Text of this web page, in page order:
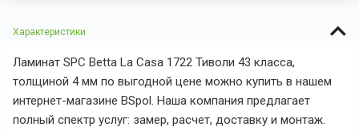
Характеристики
Ламинат SPC Betta La Casa 1722 Тиволи 43 класса,
толщиной 4 мм по выгодной цене можно купить в нашем
интернет-магазине BSpol. Наша компания предлагает
полный спектр услуг: замер, расчет, доставку и монтаж.